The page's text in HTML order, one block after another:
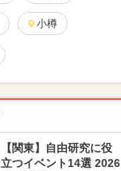
小樽
【関東】自由研究に役
立つイベント14選 2026